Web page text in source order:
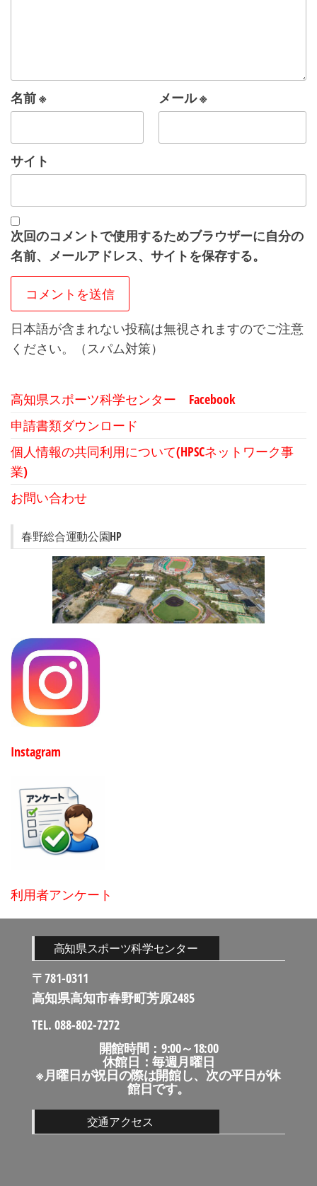
名前※ メール※
サイト
次回のコメントで使用するためブラウザーに自分の
名前、メールアドレス、サイトを保存する。
日本語が含まれない投稿は無視されますのでご注意
ください。（スパム対策）
高知県スポーツ科学センター Facebook
申請書類ダウンロード
個人情報の共同利用について(HPSCネットワーク事
業)
お問い合わせ
春野総合運動公園HP
Instagram
利用者アンケート
高知県スポーツ科学センター
〒781-0311
高知県高知市春野町芳原2485
TEL. 088-802-7272
開館時間：9:00～18:00
休館日：毎週月曜日
※月曜日が祝日の際は開館し、次の平日が休
館日です。
交通アクセス